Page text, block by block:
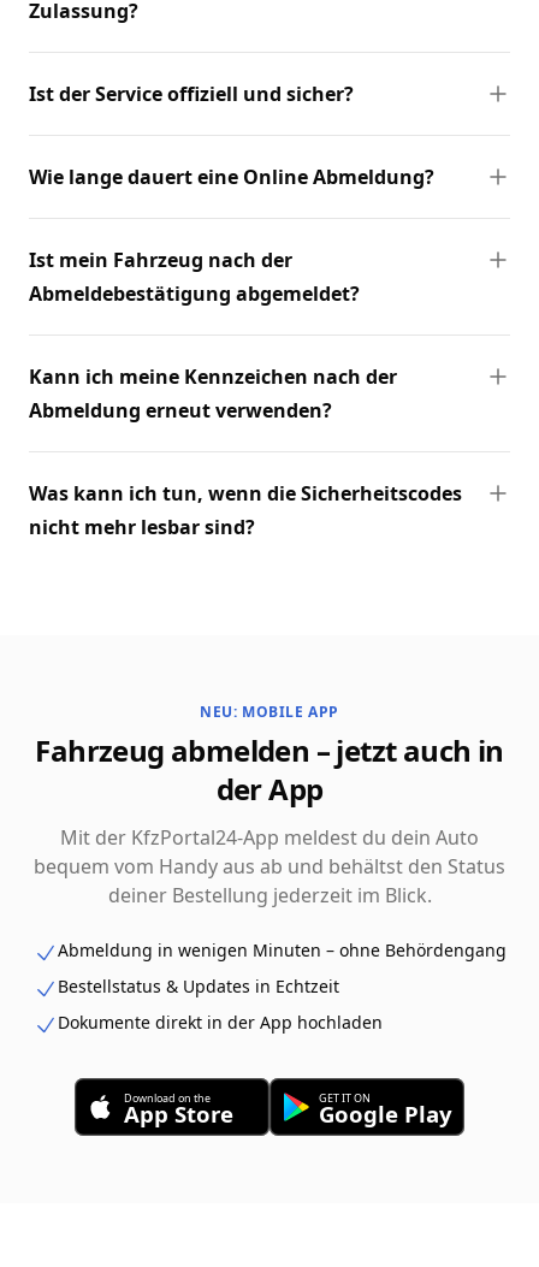
Zulassung?
Ist der Service offiziell und sicher?
Wie lange dauert eine Online Abmeldung?
Ist mein Fahrzeug nach der
Abmeldebestätigung abgemeldet?
Kann ich meine Kennzeichen nach der
Abmeldung erneut verwenden?
Was kann ich tun, wenn die Sicherheitscodes
nicht mehr lesbar sind?
NEU: MOBILE APP
Fahrzeug abmelden – jetzt auch in
der App
Mit der KfzPortal24-App meldest du dein Auto
bequem vom Handy aus ab und behältst den Status
deiner Bestellung jederzeit im Blick.
Abmeldung in wenigen Minuten – ohne Behördengang
Bestellstatus & Updates in Echtzeit
Dokumente direkt in der App hochladen
Download on the
App Store
GET IT ON
Google Play